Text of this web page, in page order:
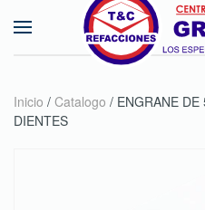
Skip to main content
Inicio / Catalogo / ENGRANE
DIENTES